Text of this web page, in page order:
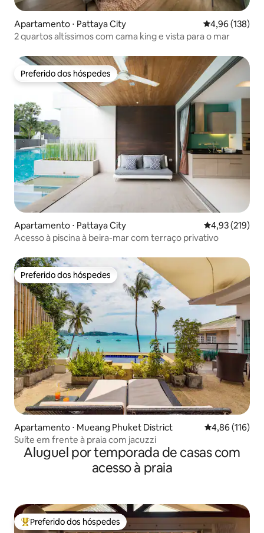
Apartamento ⋅ Pattaya City 4,96 de uma
4,96 (138)
2 quartos altíssimos com cama king e vista para o mar
Preferido dos hóspedes
Preferido dos hóspedes
Apartamento ⋅ Pattaya City 4,93 de uma
4,93 (219)
Acesso à piscina à beira-mar com terraço privativo
Preferido dos hóspedes
Preferido dos hóspedes
Apartamento ⋅ Mueang Phuket District 4,86 de uma
4,86 (116)
Suíte em frente à praia com jacuzzi
Aluguel por temporada de casas com
acesso à praia
Entre os melhores preferidos dos hóspedes
Preferido dos hóspedes